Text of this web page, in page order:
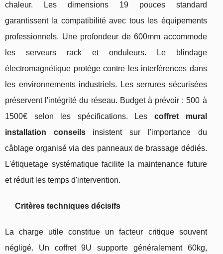
chaleur. Les dimensions 19 pouces standard
garantissent la compatibilité avec tous les équipements
professionnels. Une profondeur de 600mm accommode
les serveurs rack et onduleurs. Le blindage
électromagnétique protège contre les interférences dans
les environnements industriels. Les serrures sécurisées
préservent l'intégrité du réseau. Budget à prévoir : 500 à
1500€ selon les spécifications. Les coffret mural
installation conseilsinsistent sur l'importance du
câblage organisé via des panneaux de brassage dédiés.
L'étiquetage systématique facilite la maintenance future
et réduit les temps d'intervention.
Critères techniques décisifs
La charge utile constitue un facteur critique souvent
négligé. Un coffret 9U supporte généralement 60kg,